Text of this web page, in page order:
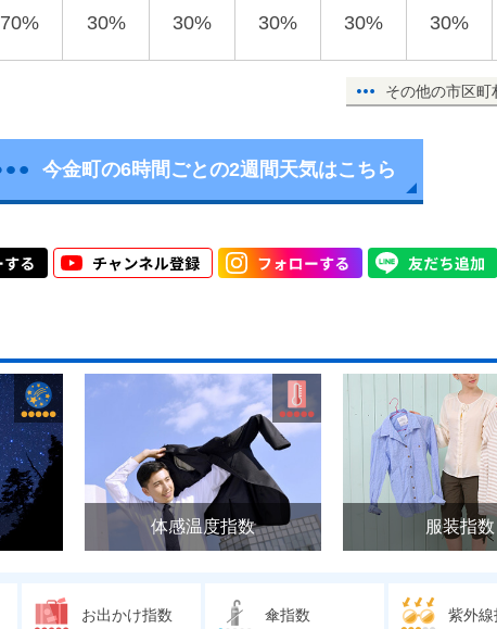
70% 30% 30% 30% 30% 30%
その他の市区町
今金町の6時間ごとの2週間天気はこちら
体感温度指数 服装指数
お出かけ指数 傘指数 紫外線